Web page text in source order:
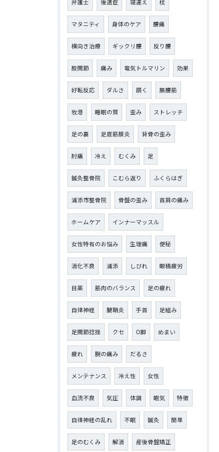
弁護士 後遺症 寝違え 枕
マタニティ 身体のケア 腰痛
横向き治療 ギックリ腰 反り腰
股関節 痛み 電気トルマリン 効果
好転反応 ダルさ 躓く 腸腰筋
牧港 睡眠の質 歪み ストレッチ
足の裏 足底筋膜炎 背骨の歪み
肘痛 冷え むくみ 足
鍼灸整骨院 こむら返り ふくらはぎ
浦添市整骨院 骨盤の歪み 首肩の痛み
ホームケア インナーマッスル
女性特有のお悩み 生理痛 便秘
消化不良 浦添 しびれ 眼精疲労
目薬 筋肉のバランス 足の疲れ
自律神経 腱鞘炎 手首 足組み
足関節捻挫 クセ O脚 めまい
疲れ 腕の痛み だるさ
メンテナンス 冷え性 女性
血流不良 気圧 体調 眠気 特徴
自律神経の乱れ 不眠 鍼灸 簡単
足のむくみ 解消 産後骨盤矯正